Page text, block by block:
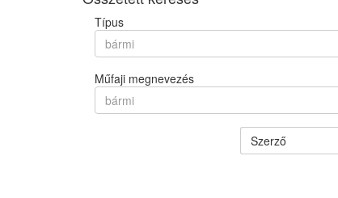
Típus
bármi
Műfaji megnevezés
bármi
Szerző